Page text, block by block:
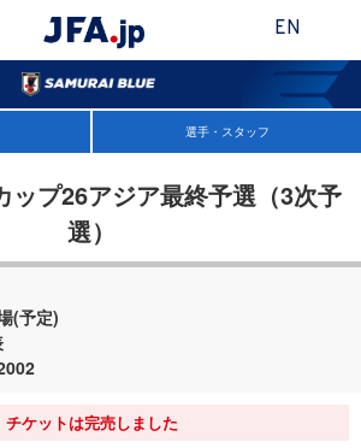
EN
選手・スタッフ
ップ26アジア最終予選（3次予
選）
(予定)
チケットは完売しました